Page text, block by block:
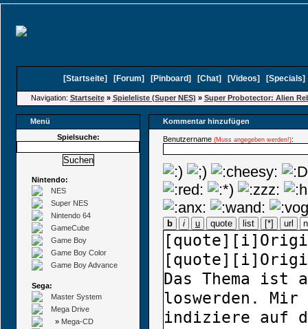
[Startseite] [Forum] [Pinboard] [Chat] [Videos] [Specials
Navigation: Startseite» Spieleliste (Super NES) » Super Probotector: Alien
Menü
Kommentar hinzufügen
Spielsuche:
Nintendo:
NES
Super NES
Nintendo 64
GameCube
Game Boy
Game Boy Color
Game Boy Advance
Sega:
Master System
Mega Drive
» Mega-CD
Benutzername (Muss angegeben werden!):
b i u quote list [*] url